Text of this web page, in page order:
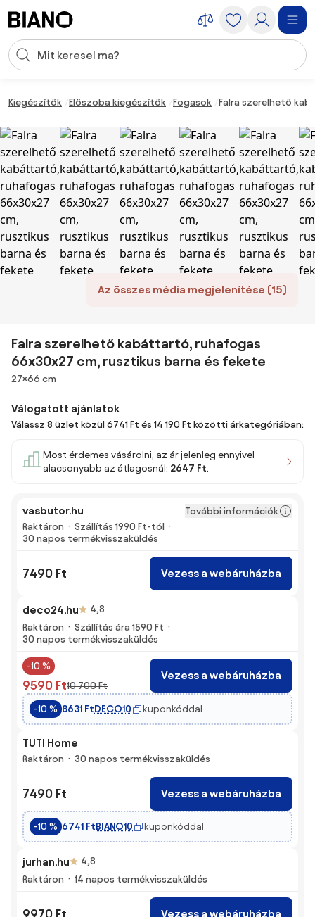
Keresési bevitel
Kiegészítők Előszoba kiegészítők Fogasok Falra szerelhető
Az összes média megjelenítése (15)
Falra szerelhető kabáttartó, ruhafogas
66x30x27 cm, rusztikus barna és fekete
Méretek
27×66 cm
Válogatott ajánlatok
Válassz 8 üzlet közül 6741 Ft és 14 190 Ft közötti árkategóriában:
Most érdemes vásárolni, az ár jelenleg ennyivel
alacsonyabb az átlagosnál: 2647 Ft.
vasbutor.hu
További információk
Raktáron
Szállítás 1990 Ft-tól
30 napos termékvisszaküldés
7490 Ft Vezess a webáruházba
deco24.hu
4,8
Raktáron
Szállítás ára 1590 Ft
30 napos termékvisszaküldés
-10 %
9590 Ft10 700 Ft
Vezess a webáruházba
-10 % 8631 FtDECO10 kuponkóddal
TUTI Home
Raktáron 30 napos termékvisszaküldés
7490 Ft Vezess a webáruházba
-10 % 6741 FtBIANO10 kuponkóddal
jurhan.hu
4,8
Raktáron
14 napos termékvisszaküldés
9970 Ft Vezess a webáruházba